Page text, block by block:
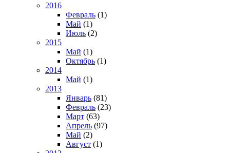
2016
Февраль (1)
Май (1)
Июль (2)
2015
Май (1)
Октябрь (1)
2014
Май (1)
2013
Январь (81)
Февраль (23)
Март (63)
Апрель (97)
Май (2)
Август (1)